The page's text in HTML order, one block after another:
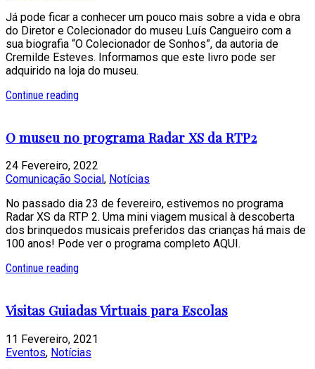
Já pode ficar a conhecer um pouco mais sobre a vida e obra
do Diretor e Colecionador do museu Luís Cangueiro com a
sua biografia “O Colecionador de Sonhos”, da autoria de
Cremilde Esteves. Informamos que este livro pode ser
adquirido na loja do museu.
Continue reading
O museu no programa Radar XS da RTP2
24 Fevereiro, 2022
Comunicação Social , Notícias
No passado dia 23 de fevereiro, estivemos no programa
Radar XS da RTP 2. Uma mini viagem musical à descoberta
dos brinquedos musicais preferidos das crianças há mais de
100 anos! Pode ver o programa completo AQUI.
Continue reading
Visitas Guiadas Virtuais para Escolas
11 Fevereiro, 2021
Eventos, Notícias